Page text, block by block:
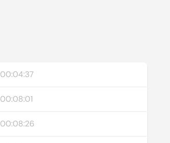
00:04:37
00:08:01
00:08:26